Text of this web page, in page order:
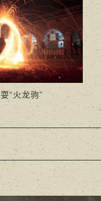
耍“火龙驹”